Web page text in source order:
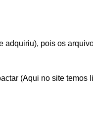
pois os
(Aqui no site temos